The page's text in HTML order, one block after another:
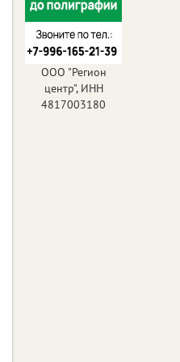
ООО "Регион
центр", ИНН
4817003180